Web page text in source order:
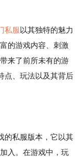
私服以其独特的魅力
的游戏内容、刺激
来了前所未有的游
点、玩法以及其背后
的私服版本，它以其
入。在游戏中，玩